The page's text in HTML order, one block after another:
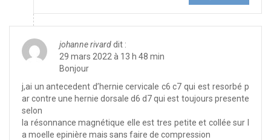
johanne rivarddit :
29 mars 2022 à 13 h 48 min
Bonjour
j,ai un antecedent d’hernie cervicale c6 c7 qui est resorbé p
ar contre une hernie dorsale d6 d7 qui est toujours presente
selon
la résonnance magnétique elle est tres petite et collée sur l
a moelle epinière mais sans faire de compression